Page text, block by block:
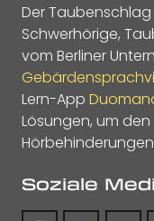
Der
Schwerhörige,
vom Berliner
Lern-App
Lösungen, um
Soziale